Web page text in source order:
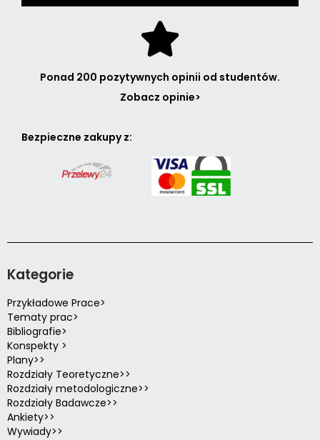
Ponad 200 pozytywnych opinii od studentów.
Zobacz opinie>
Bezpieczne zakupy z:
Kategorie
Przykładowe Prace>
Tematy prac>
Bibliografie>
Konspekty >
Plany>>
Rozdziały Teoretyczne>>
Rozdziały metodologiczne>>
Rozdziały Badawcze>>
Ankiety>>
Wywiady>>